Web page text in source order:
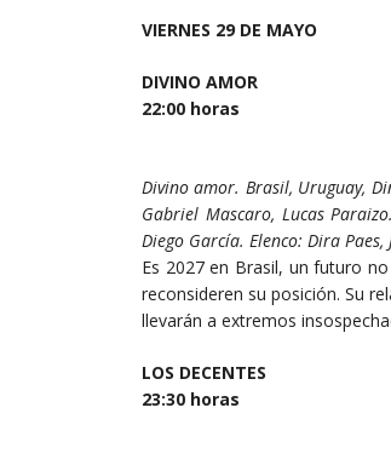
VIERNES 29 DE MAYO
DIVINO AMOR
22:00 horas
Divino amor. Brasil, Uruguay,
Gabriel Mascaro, Lucas
Diego García. Elenco: Dira
Es 2027 en Brasil, un futuro
reconsideren su posición. Su
llevarán a extremos
LOS DECENTES
23:30 horas